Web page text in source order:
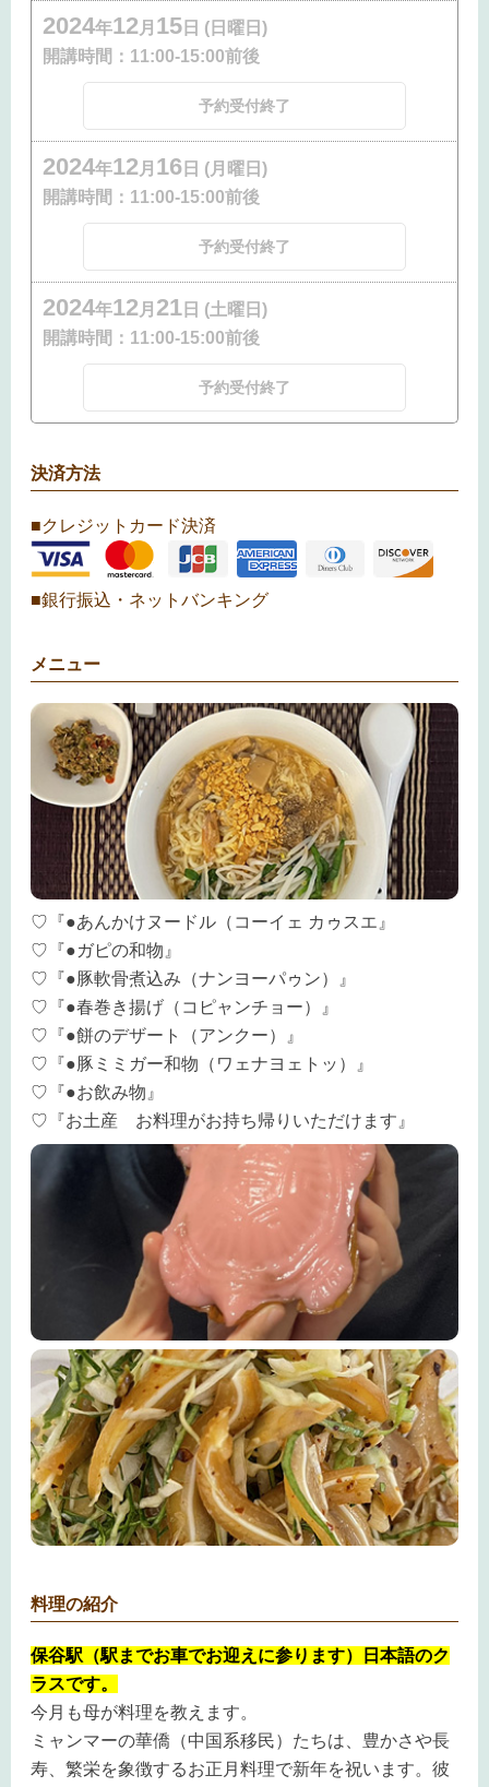
2024年12月 15 日 (日曜日)
開講時間： 11:00-15:00前後
予約受付終了
2024年12月 16 日 (月曜日)
開講時間： 11:00-15:00前後
予約受付終了
2024年12月 21 日 (土曜日)
開講時間： 11:00-15:00前後
予約受付終了
決済方法
■クレジットカード決済
■銀行振込・ネットバンキング
メニュー
♡『●あんかけヌードル（コーイェ カゥスエ』
♡『●ガピの和物』
♡『●豚軟骨煮込み（ナンヨーパゥン）』
♡『●春巻き揚げ（コピャンチョー）』
♡『●餅のデザート（アンクー）』
♡『●豚ミミガー和物（ワェナヨェトッ）』
♡『●お飲み物』
♡『お土産 お料理がお持ち帰りいただけます』
料理の紹介
保谷駅（駅までお車でお迎えに参ります）日本語のク
ラスです。
今月も母が料理を教えます。
ミャンマーの華僑（中国系移民）たちは、豊かさや長
寿、繁栄を象徴するお正月料理で新年を祝います。彼